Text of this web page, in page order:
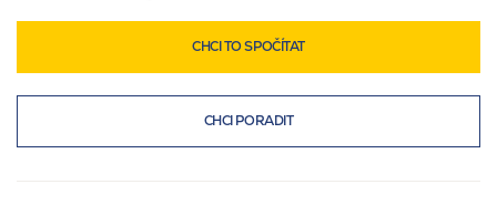
CHCI TO SPOČÍTAT
CHCI PORADIT